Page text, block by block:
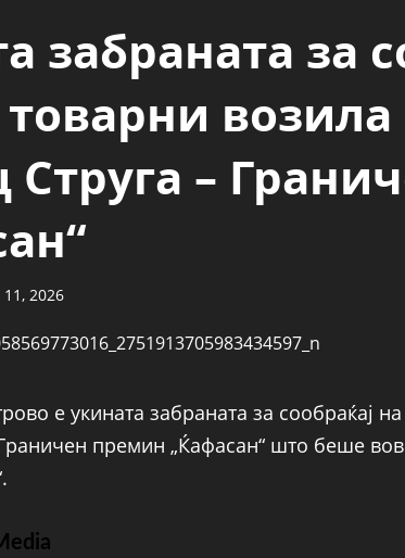
забраната за
возила
Струга –
11, 2026
е укината забраната за сообраќај
премин „Ќафасан“ што беше